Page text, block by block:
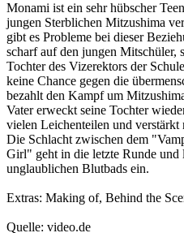
Monami ist ein sehr hübscher
jungen Sterblichen Mitzushima
gibt es Probleme bei dieser
scharf auf den jungen Mitschüler,
Tochter des Vizerektors der
keine Chance gegen die
bezahlt den Kampf um
Vater erweckt seine Tochter
vielen Leichenteilen und
Die Schlacht zwischen dem
Girl" geht in die letzte Runde und
unglaublichen Blutbads ein.
Extras: Making of, Behind the
Quelle: video.de